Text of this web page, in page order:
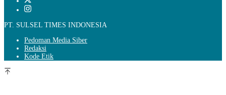
PT. SULSEL TIMES INDONESIA
Pedoman Media Siber
Redaksi
Kode Etik